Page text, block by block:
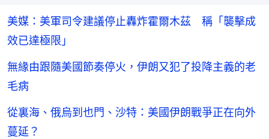
美媒：美軍司令建議停止轟炸霍爾木茲 稱「襲擊成
效已達極限」
無緣由跟隨美國節奏停火，伊朗又犯了投降主義的老
毛病
從裏海、俄烏到也門、沙特：美國伊朗戰爭正在向外
蔓延？